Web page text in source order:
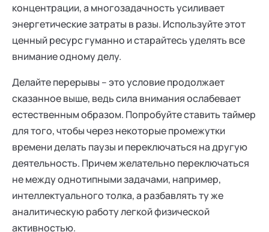
концентрации, а многозадачность усиливает
энергетические затраты в разы. Используйте этот
ценный ресурс гуманно и старайтесь уделять все
внимание одному делу.
Делайте перерывы – это условие продолжает
сказанное выше, ведь сила внимания ослабевает
естественным образом. Попробуйте ставить таймер
для того, чтобы через некоторые промежутки
времени делать паузы и переключаться на другую
деятельность. Причем желательно переключаться
не между однотипными задачами, например,
интеллектуального толка, а разбавлять ту же
аналитическую работу легкой физической
активностью.